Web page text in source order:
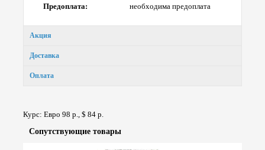
Предоплата: необходима предоплата
Акция
Доставка
Оплата
Курс: Евро 98 р., $ 84 р.
Сопут­ствую­щие товары